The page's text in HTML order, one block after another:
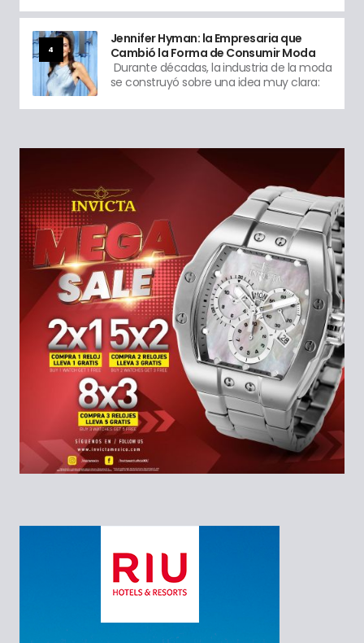
4
Jennifer Hyman: la Empresaria que
Cambió la Forma de Consumir Moda
Durante décadas, la industria de la moda
se construyó sobre una idea muy clara: